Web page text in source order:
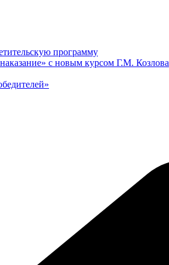
программу
с новым курсом Г.М. Козлова